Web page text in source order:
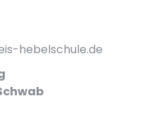
hebelschule.de